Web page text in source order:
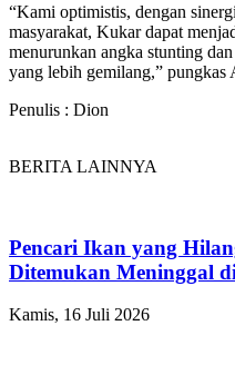
“Kami optimistis, dengan
masyarakat, Kukar dapat
menurunkan angka stunting
yang lebih gemilang,” pungkas
Penulis : Dion
BERITA LAINNYA
Pencari Ikan yang
Ditemukan Meninggal
Kamis, 16 Juli 2026